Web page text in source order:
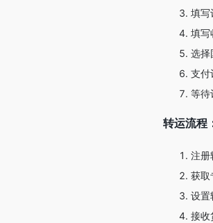
填写
填写
选择
支付
等待
转运流程
注册
获取
设置
接收